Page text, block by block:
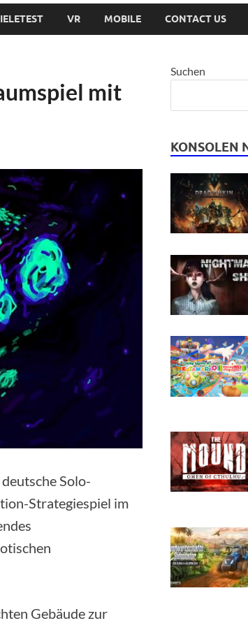
VR MOBILE CONTACT US
mit
Solo-
Strategiespiel im
Gebäude zur
Suchen
KONSOLEN